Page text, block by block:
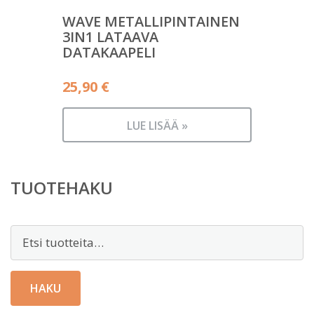
WAVE METALLIPINTAINEN
3IN1 LATAAVA
DATAKAAPELI
25,90 €
LUE LISÄÄ »
TUOTEHAKU
Etsi:
HAKU